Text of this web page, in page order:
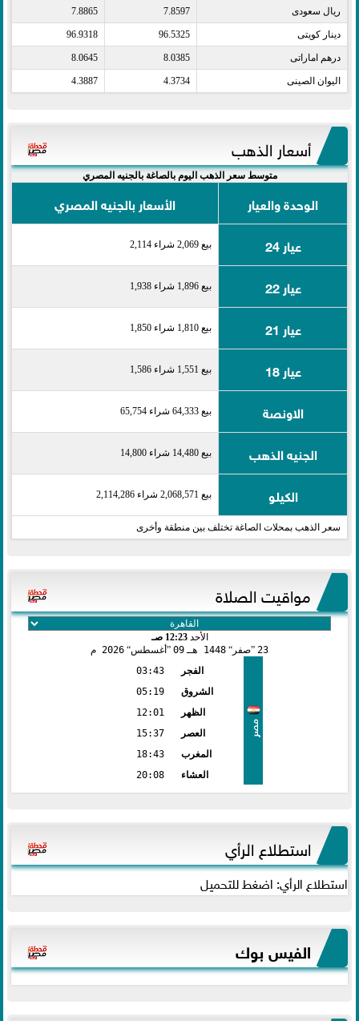
ريال سعودى​ 7.8597
7.8865
دينار كويتى​ 96.5325
96.9318
درهم اماراتى​ 8.0385
8.0645
اليوان الصينى​ 4.3734
4.3887
أسعار الذهب
متوسط سعر الذهب اليوم بالصاغة بالجنيه المصري
الوحدة والعيار
الأسعار بالجنيه المصري
عيار 24
بيع 2,069 شراء 2,114
عيار 22 بيع 1,896 شراء 1,938
عيار 21 بيع 1,810 شراء 1,850
عيار 18 بيع 1,551 شراء 1,586
الاونصة بيع 64,333 شراء 65,754
الجنيه الذهب بيع 14,480 شراء 14,800
الكيلو بيع 2,068,571 شراء 2,114,286
سعر الذهب بمحلات الصاغة تختلف بين منطقة وأخرى
مواقيت الصلاة
الأحد12:23 صـ
23 صفر 1448 هـ 09 أغسطس 2026 م
مصر
الفجر
03:43
الشروق
05:19
الظهر
12:01
العصر
15:37
المغرب
18:43
العشاء
20:08
استطلاع الرأي
استطلاع الرأي: اضغط للتحميل
الفيس بوك